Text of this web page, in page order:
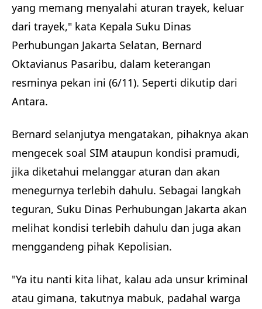
yang memang menyalahi aturan trayek, keluar
dari trayek," kata Kepala Suku Dinas
Perhubungan Jakarta Selatan, Bernard
Oktavianus Pasaribu, dalam keterangan
resminya pekan ini (6/11). Seperti dikutip dari
Antara.
Bernard selanjutya mengatakan, pihaknya akan
mengecek soal SIM ataupun kondisi pramudi,
jika diketahui melanggar aturan dan akan
menegurnya terlebih dahulu. Sebagai langkah
teguran, Suku Dinas Perhubungan Jakarta akan
melihat kondisi terlebih dahulu dan juga akan
menggandeng pihak Kepolisian.
"Ya itu nanti kita lihat, kalau ada unsur kriminal
atau gimana, takutnya mabuk, padahal warga